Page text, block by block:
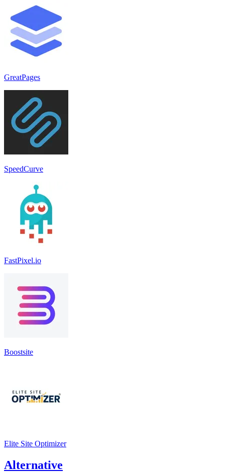
GreatPages
SpeedCurve
FastPixel.io
Boostsite
Elite Site Optimizer
Alternative